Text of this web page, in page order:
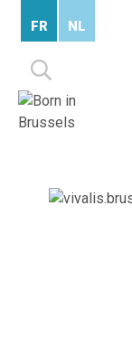
contenu
principal
Rechercher :
FR NL